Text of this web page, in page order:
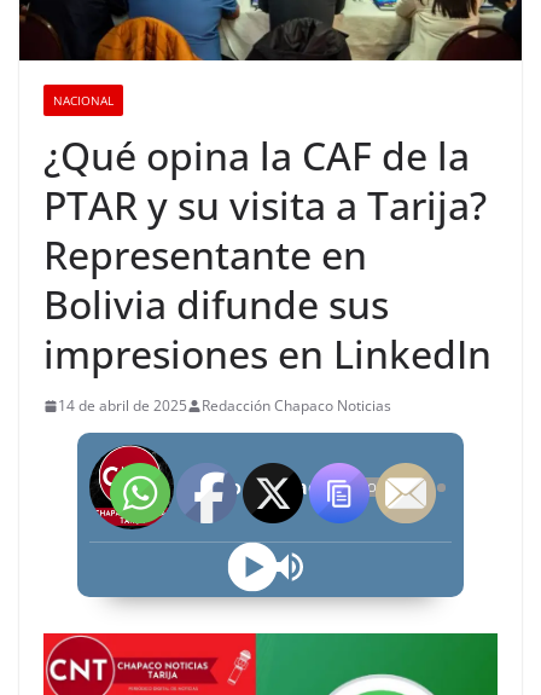
NACIONAL
¿Qué opina la CAF de la
PTAR y su visita a Tarija?
Representante en
Bolivia difunde sus
impresiones en LinkedIn
14 de abril de 2025 Redacción Chapaco Noticias
Radio Chapaco Noticias Las 24 horas en vivo OFFLINE